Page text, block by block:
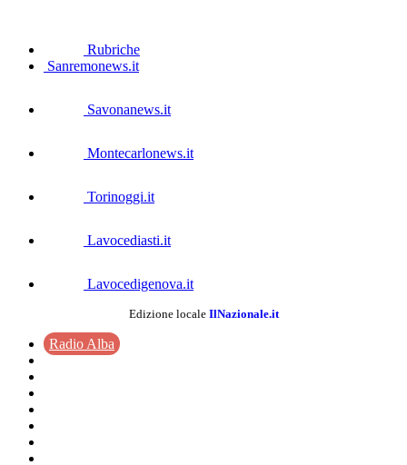
Rubriche
Sanremonews.it
Savonanews.it
Montecarlonews.it
Torinoggi.it
Lavocediasti.it
Lavocedigenova.it
Edizione locale IlNazionale.it
Radio Alba